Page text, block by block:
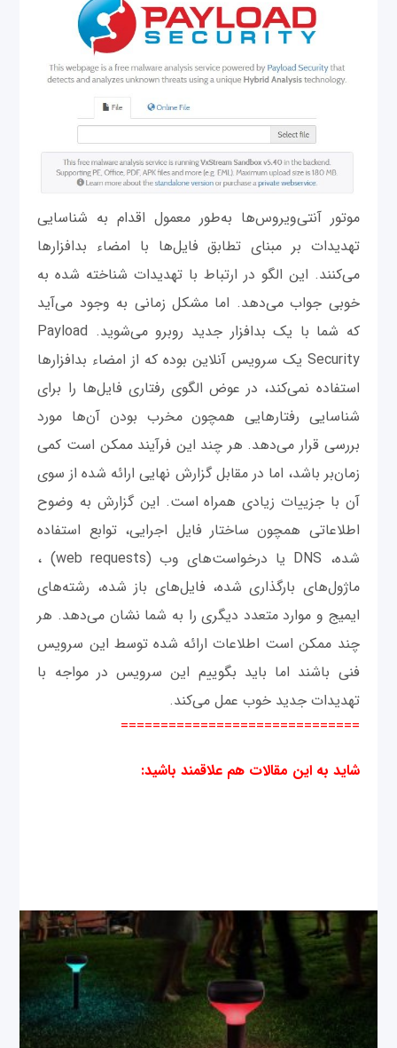
موتور آنتی‌ویروس‌ها به‌طور معمول اقدام به شناسایی
تهدیدات بر مبنای تطابق فایل‌ها با امضاء بدافزارها
می‌کنند. این الگو در ارتباط با تهدیدات شناخته شده به
خوبی جواب می‌دهد. اما مشکل زمانی به وجود می‌آید
که شما با یک بدافزار جدید روبرو می‌شوید. Payload
Security یک سرویس آنلاین بوده که از امضاء بدافزارها
استفاده نمی‌کند، در عوض الگوی رفتاری فایل‌ها را برای
شناسایی رفتارهایی همچون مخرب بودن آن‌ها مورد
بررسی قرار می‌دهد. هر چند این فرآیند ممکن است کمی
زمان‌بر باشد، اما در مقابل گزارش نهایی ارائه شده از سوی
آن با جزییات زیادی همراه است. این گزارش به وضوح
اطلاعاتی همچون ساختار فایل اجرایی، توابع استفاده
شده، DNS یا درخواست‌های وب (web requests) ،
ماژول‌های بارگذاری شده، فایل‌های باز شده، رشته‌های
ایمیج و موارد متعدد دیگری را به شما نشان می‌دهد. هر
چند ممکن است اطلاعات ارائه شده توسط این سرویس
فنی باشند اما باید بگوییم این سرویس در مواجه با
تهدیدات جدید خوب عمل می‌کند.
==============================
شاید به این مقالات هم علاقمند باشید: